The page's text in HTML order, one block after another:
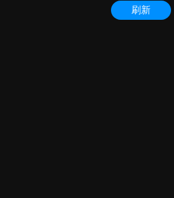
刷新